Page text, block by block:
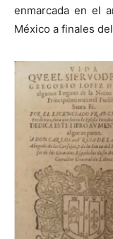
enmarcada en el
México a finales